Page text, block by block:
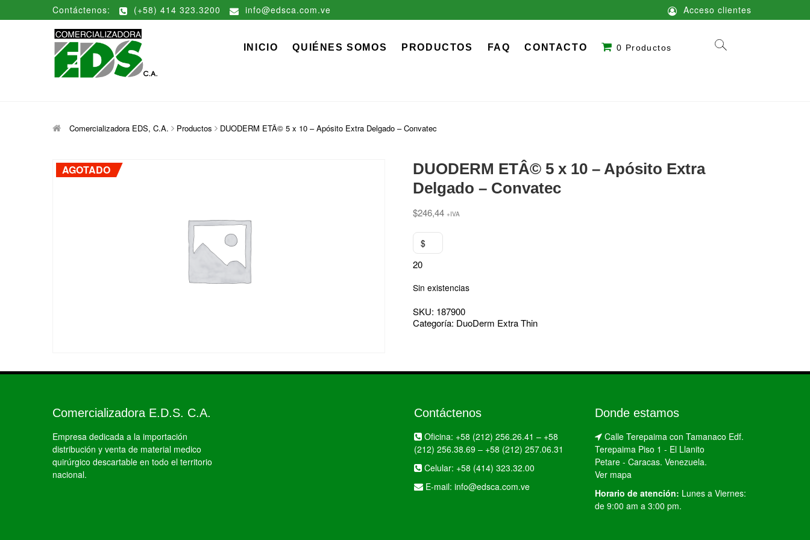
Contáctenos: (+58) 414 323.3200 info@edsca.com.ve Acceso clientes
Comercializadora EDS, C.A.
INICIO QUIÉNES SOMOS PRODUCTOS FAQ CONTACTO 0 Productos
Comercializadora EDS, C.A. Productos DUODERM ETÂ© 5 x 10 – Apósito Extra Delgado – Convatec
AGOTADO
DUODERM ETÂ© 5 x 10 – Apósito Extra
Delgado – Convatec
$246,44 +IVA
$
20
Sin existencias
SKU: 187900
Categoría: DuoDerm Extra Thin
Comercializadora E.D.S. C.A.
Empresa dedicada a la importación
distribución y venta de material medico
quirúrgico descartable en todo el territorio
nacional.
Contáctenos
Oficina: +58 (212) 256.26.41 – +58
(212) 256.38.69 – +58 (212) 257.06.31
Celular: +58 (414) 323.32.00
E-mail: info@edsca.com.ve
Donde estamos
Calle Terepaima con Tamanaco Edf.
Terepaima Piso 1 - El Llanito
Petare - Caracas. Venezuela.
Ver mapa
Horario de atención: Lunes a Viernes:
de 9:00 am a 3:00 pm.